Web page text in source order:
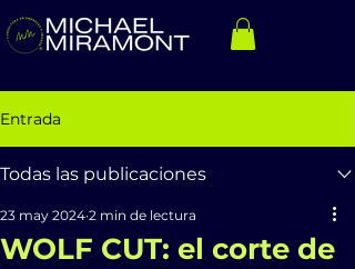
Entrada
Todas las publicaciones
WOLF CUT: el corte de
23 may 2024 2 min de lectura